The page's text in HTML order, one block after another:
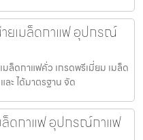
ยเมล็ดกาแฟ อุปกรณ์
ล็ดกาแฟคั่ว เกรดพรีเมี่ยม เมล็ด
ะ ได้มาตรฐาน จัด
ล็ดกาแฟ อุปกรณ์กาแฟ